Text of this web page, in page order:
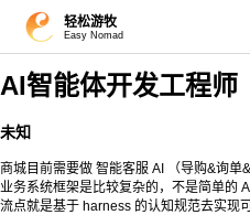
轻松游牧
Easy Nomad
AI智能体开发工程师
未知
商城目前需要做 智能客服 AI （导购&询
业务系统框架是比较复杂的，不是简单的
流点就是基于 harness 的认知规范去实现